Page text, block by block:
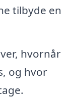
tilbyde en
hvornår
og hvor